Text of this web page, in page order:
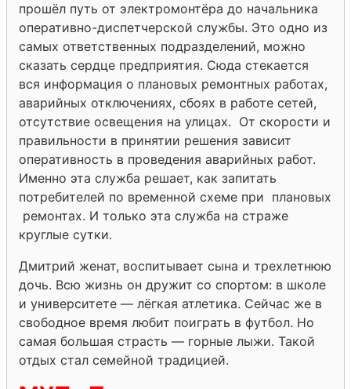
прошёл путь от электромонтёра до начальника
оперативно-диспетчерской службы. Это одно из
самых ответственных подразделений, можно
сказать сердце предприятия. Сюда стекается
вся информация о плановых ремонтных работах,
аварийных отключениях, сбоях в работе сетей,
отсутствие освещения на улицах. От скорости и
правильности в принятии решения зависит
оперативность в проведения аварийных работ.
Именно эта служба решает, как запитать
потребителей по временной схеме при плановых
ремонтах. И только эта служба на страже
круглые сутки.
Дмитрий женат, воспитывает сына и трехлетнюю
дочь. Всю жизнь он дружит со спортом: в школе
и университете — лёгкая атлетика. Сейчас же в
свободное время любит поиграть в футбол. Но
самая большая страсть — горные лыжи. Такой
отдых стал семейной традицией.